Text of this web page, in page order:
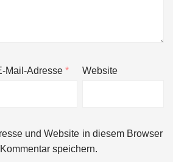
Mail-Adresse* Website
und Website in diesem Browser
speichern.